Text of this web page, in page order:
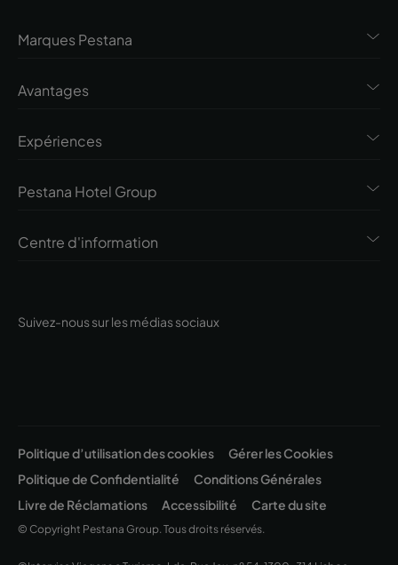
Suivez-nous sur les médias sociaux
Marques Pestana
Avantages
Expériences
Pestana Hotel Group
Centre d'information
Politique d’utilisation des cookies
Gérer les Cookies
Politique de Confidentialité
Conditions Générales
Livre de Réclamations
Accessibilité Carte du site
© Copyright Pestana Group. Tous droits réservés.